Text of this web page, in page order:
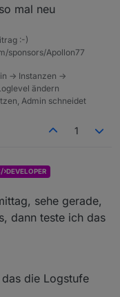
mehr
mal neu
:-)
sponsors/Apollon77
-> Instanzen ->
ändern
Admin schneidet
1
DEVELOPER
sehe gerade,
dann teste ich das
die Logstufe